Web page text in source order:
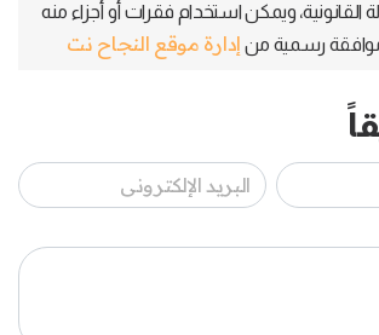
القانونية، ويمكن استخدام فقرات أو أجزاء منه
رسمية من إدارة موقع النجاح نت